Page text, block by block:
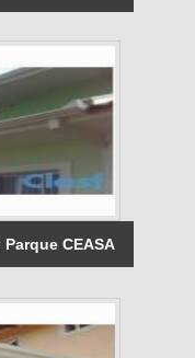
CEASA